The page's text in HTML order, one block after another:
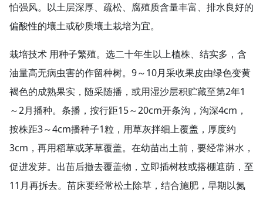
怕强风。以土层深厚、疏松、腐殖质含量丰富、排水良好的
偏酸性的壤土或砂质壤土栽培为宜。
栽培技术 用种子繁殖。选二十年生以上植株、结实多，含
油量高无病虫害的作留种树。9～10月采收果皮由绿色变黄
褐色的成熟果实，随采随播，或用湿沙层积贮藏至第2年1
～2月播种。条播，按行距15～20cm开条沟，沟深4cm，
按株距3～4cm播种子1粒，用草灰拌细上覆盖，厚度约
3cm，再用稻草或茅草覆盖。在幼苗出土前，要经常淋水，
促进发芽。出苗后撤去覆盖物，立即插树枝或搭棚遮荫，至
11月再拆去。苗床要经常松土除草，结合施肥，早期以氮